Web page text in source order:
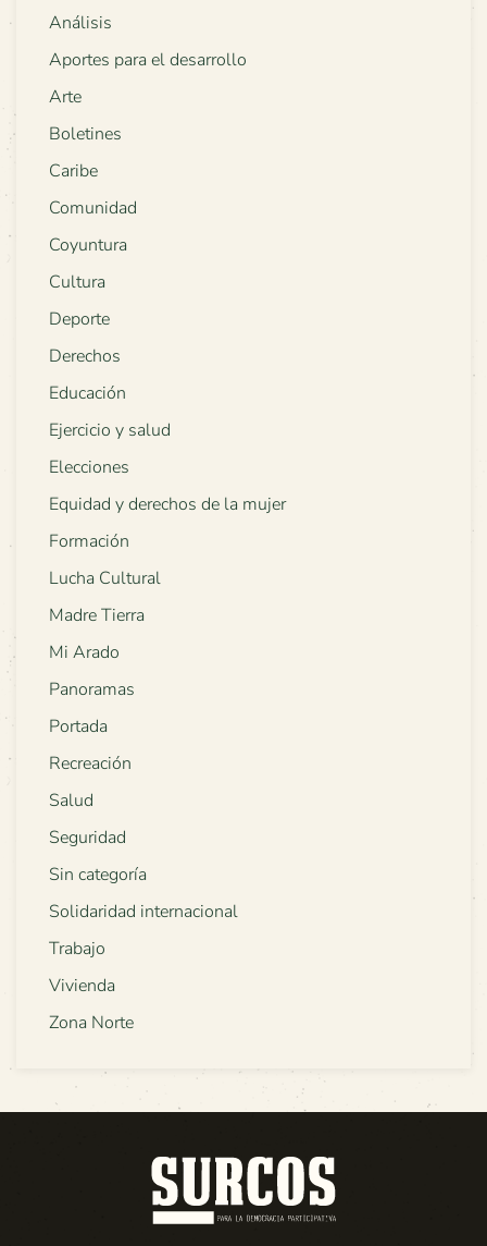
Análisis
Aportes para el desarrollo
Arte
Boletines
Caribe
Comunidad
Coyuntura
Cultura
Deporte
Derechos
Educación
Ejercicio y salud
Elecciones
Equidad y derechos de la mujer
Formación
Lucha Cultural
Madre Tierra
Mi Arado
Panoramas
Portada
Recreación
Salud
Seguridad
Sin categoría
Solidaridad internacional
Trabajo
Vivienda
Zona Norte